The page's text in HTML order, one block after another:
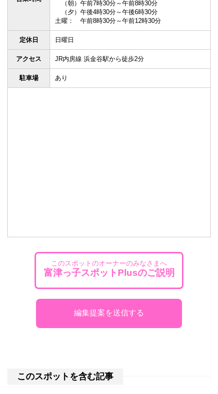
（朝）午前7時30分～午前8時30分
（夕）午後4時30分～午後6時30分
土曜： 午前8時30分～午前12時30分
定休日 日曜日
アクセス JR内房線 浜金谷駅から徒歩2分
駐車場 あり
このスポットのオーナーのみなさまへ
富津っ子スポットPlusのご説明
このスポットを含む記事